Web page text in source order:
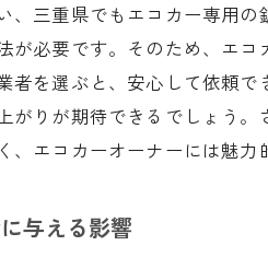
、三重県でもエコカー専用
が必要です。そのため、エ
者を選ぶと、安心して依頼
がりが期待できるでしょう
、エコカーオーナーには魅力
与える影響